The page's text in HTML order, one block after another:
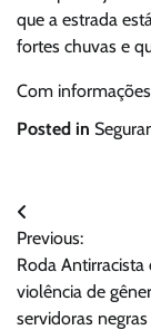
que a estrada
fortes chuvas e
Com
Posted in
Navegação
de
Post
Previous:
Roda Antirracista
violência de
servidoras negras